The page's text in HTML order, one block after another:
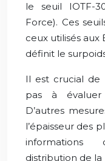
le seuil IOTF-
Force). Ces
ceux utilisés aux
définit le
Il est crucial de
pas à évaluer
D’autres
l’épaisseur des
informations
distribution de la